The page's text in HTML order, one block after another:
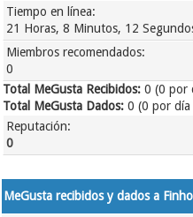
Tiempo en línea:
21 Horas, 8 Minutos, 12
Miembros recomendados:
0
Total MeGusta Recibidos: 0 (0 por
Total MeGusta Dados: 0 (0 por
Reputación:
0
MeGusta recibidos y dados a Finho